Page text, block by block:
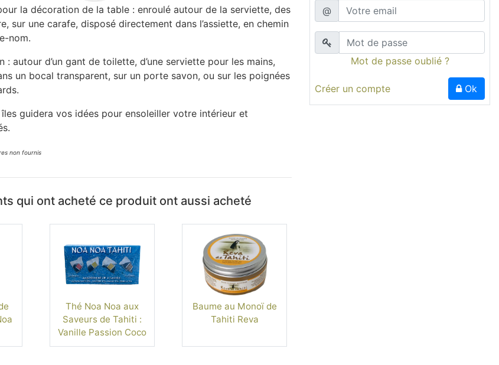
la décoration de la table : enroulé autour de la serviette, des
sur une carafe, disposé directement dans l’assiette, en chemin
nom.
: autour d’un gant de toilette, d’une serviette pour les mains,
un bocal transparent, sur un porte savon, ou sur les poignées
guidera vos idées pour ensoleiller votre intérieur et
non fournis
qui ont acheté ce produit ont aussi acheté
Thé Noa Noa aux
Saveurs de Tahiti :
Vanille Passion Coco
Mangue
Baume au Monoï de
Tahiti Reva
@
Mot de passe oublié ?
Créer un compte Ok